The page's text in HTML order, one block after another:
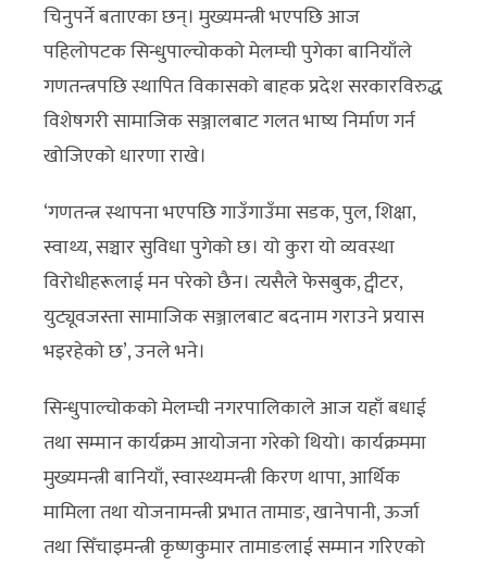
चिनुपर्ने बताएका छन्। मुख्यमन्त्री भएपछि आज
पहिलोपटक सिन्धुपाल्चोकको मेलम्ची पुगेका बानियाँले
गणतन्त्रपछि स्थापित विकासको बाहक प्रदेश सरकारविरुद्ध
विशेषगरी सामाजिक सञ्जालबाट गलत भाष्य निर्माण गर्न
खोजिएको धारणा राखे।
‘गणतन्त्र स्थापना भएपछि गाउँगाउँमा सडक, पुल, शिक्षा,
स्वाथ्य, सञ्चार सुविधा पुगेको छ। यो कुरा यो व्यवस्था
विरोधीहरूलाई मन परेको छैन। त्यसैले फेसबुक, ट्वीटर,
युट्यूवजस्ता सामाजिक सञ्जालबाट बदनाम गराउने प्रयास
भइरहेको छ’, उनले भने।
सिन्धुपाल्चोकको मेलम्ची नगरपालिकाले आज यहाँ बधाई
तथा सम्मान कार्यक्रम आयोजना गरेको थियो। कार्यक्रममा
मुख्यमन्त्री बानियाँ, स्वास्थ्यमन्त्री किरण थापा, आर्थिक
मामिला तथा योजनामन्त्री प्रभात तामाङ, खानेपानी, ऊर्जा
तथा सिँचाइमन्त्री कृष्णकुमार तामाङलाई सम्मान गरिएको